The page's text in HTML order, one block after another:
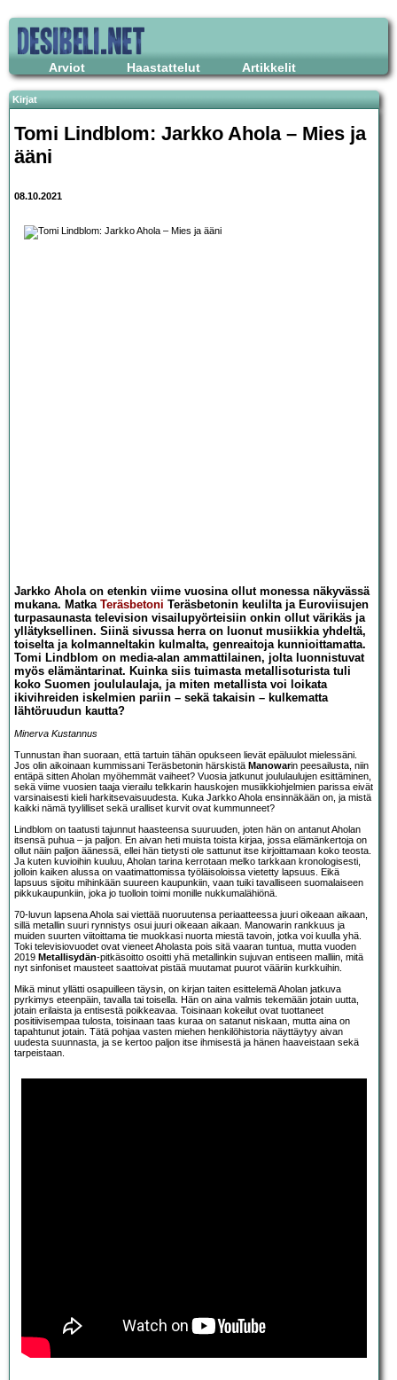
Arviot Haastattelut Artikkelit
Kirjat
Tomi Lindblom: Jarkko Ahola – Mies ja
ääni
08.10.2021
Jarkko Ahola on etenkin viime vuosina ollut monessa näkyvässä
mukana. Matka Teräsbetoni Teräsbetonin keulilta ja Euroviisujen
turpasaunasta television visailupyörteisiin onkin ollut värikäs ja
yllätyksellinen. Siinä sivussa herra on luonut musiikkia yhdeltä,
toiselta ja kolmanneltakin kulmalta, genreaitoja kunnioittamatta.
Tomi Lindblom on media-alan ammattilainen, jolta luonnistuvat
myös elämäntarinat. Kuinka siis tuimasta metallisoturista tuli
koko Suomen joululaulaja, ja miten metallista voi loikata
ikivihreiden iskelmien pariin – sekä takaisin – kulkematta
lähtöruudun kautta?
Minerva Kustannus
Tunnustan ihan suoraan, että tartuin tähän opukseen lievät epäluulot mielessäni.
Jos olin aikoinaan kummissani Teräsbetonin härskistä Manowarin peesailusta, niin
entäpä sitten Aholan myöhemmät vaiheet? Vuosia jatkunut joululaulujen esittäminen,
sekä viime vuosien taaja vierailu telkkarin hauskojen musiikkiohjelmien parissa eivät
varsinaisesti kieli harkitsevaisuudesta. Kuka Jarkko Ahola ensinnäkään on, ja mistä
kaikki nämä tyylilliset sekä uralliset kurvit ovat kummunneet?
Lindblom on taatusti tajunnut haasteensa suuruuden, joten hän on antanut Aholan
itsensä puhua – ja paljon. En aivan heti muista toista kirjaa, jossa elämänkertoja on
ollut näin paljon äänessä, ellei hän tietysti ole sattunut itse kirjoittamaan koko teosta.
Ja kuten kuvioihin kuuluu, Aholan tarina kerrotaan melko tarkkaan kronologisesti,
jolloin kaiken alussa on vaatimattomissa työläisoloissa vietetty lapsuus. Eikä
lapsuus sijoitu mihinkään suureen kaupunkiin, vaan tuiki tavalliseen suomalaiseen
pikkukaupunkiin, joka jo tuolloin toimi monille nukkumalähiönä.
70-luvun lapsena Ahola sai viettää nuoruutensa periaatteessa juuri oikeaan aikaan,
sillä metallin suuri rynnistys osui juuri oikeaan aikaan. Manowarin rankkuus ja
muiden suurten viitoittama tie muokkasi nuorta miestä tavoin, jotka voi kuulla yhä.
Toki televisiovuodet ovat vieneet Aholasta pois sitä vaaran tuntua, mutta vuoden
2019 Metallisydän-pitkäsoitto osoitti yhä metallinkin sujuvan entiseen malliin, mitä
nyt sinfoniset mausteet saattoivat pistää muutamat puurot vääriin kurkkuihin.
Mikä minut yllätti osapuilleen täysin, on kirjan taiten esittelemä Aholan jatkuva
pyrkimys eteenpäin, tavalla tai toisella. Hän on aina valmis tekemään jotain uutta,
jotain erilaista ja entisestä poikkeavaa. Toisinaan kokeilut ovat tuottaneet
positiivisempaa tulosta, toisinaan taas kuraa on satanut niskaan, mutta aina on
tapahtunut jotain. Tätä pohjaa vasten miehen henkilöhistoria näyttäytyy aivan
uudesta suunnasta, ja se kertoo paljon itse ihmisestä ja hänen haaveistaan sekä
tarpeistaan.